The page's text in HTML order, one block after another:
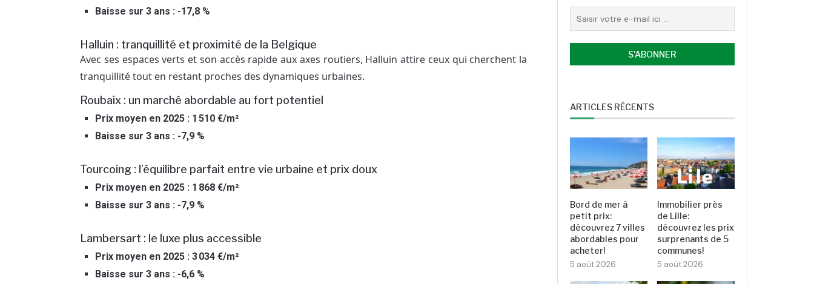
Baisse sur 3 ans : -17,8 %
Halluin : tranquillité et proximité de la Belgique
Avec ses espaces verts et son accès rapide aux axes routiers, Halluin attire ceux qui cherchent la
tranquillité tout en restant proches des dynamiques urbaines.
Roubaix : un marché abordable au fort potentiel
Prix moyen en 2025 : 1 510 €/m²
Baisse sur 3 ans : -7,9 %
Tourcoing : l’équilibre parfait entre vie urbaine et prix doux
Prix moyen en 2025 : 1 868 €/m²
Baisse sur 3 ans : -7,9 %
Lambersart : le luxe plus accessible
Prix moyen en 2025 : 3 034 €/m²
Baisse sur 3 ans : -6,6 %
ARTICLES RÉCENTS
Bord de mer à
petit prix:
découvrez 7 villes
abordables pour
acheter!
5 août 2026
Immobilier près
de Lille:
découvrez les prix
surprenants de 5
communes!
5 août 2026